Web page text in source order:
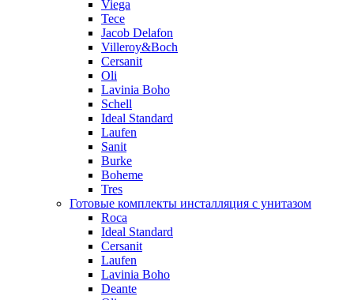
Viega
Tece
Jacob Delafon
Villeroy&Boch
Cersanit
Oli
Lavinia Boho
Schell
Ideal Standard
Laufen
Sanit
Burke
Boheme
Tres
Готовые комплекты инсталляция с унитазом
Roca
Ideal Standard
Cersanit
Laufen
Lavinia Boho
Deante